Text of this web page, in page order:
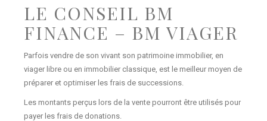
LE CONSEIL BM
FINANCE – BM VIAGER
Parfois vendre de son vivant son patrimoine immobilier, en
viager libre ou en immobilier classique, est le meilleur moyen de
préparer et optimiser les frais de successions.
Les montants perçus lors de la vente pourront être utilisés pour
payer les frais de donations.